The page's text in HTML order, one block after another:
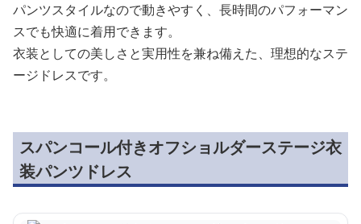
パンツスタイルなので動きやすく、長時間のパフォーマン
スでも快適に着用できます。
衣装としての美しさと実用性を兼ね備えた、理想的なステ
ージドレスです。
スパンコール付きオフショルダーステージ衣
装パンツドレス